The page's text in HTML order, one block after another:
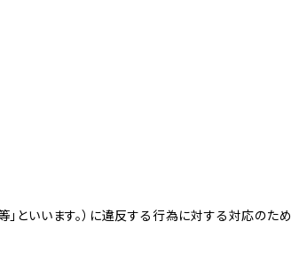
」といいます。）に違反する行為に対する対応のため